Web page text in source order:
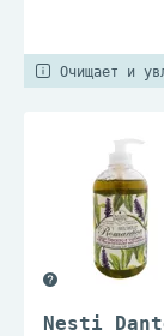
Очищает и
Nesti